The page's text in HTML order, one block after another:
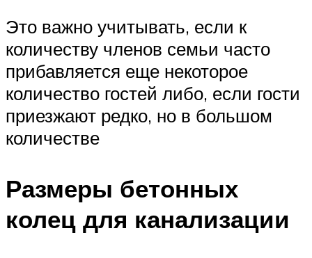
Это важно учитывать, если к
количеству членов семьи часто
прибавляется еще некоторое
количество гостей либо, если гости
приезжают редко, но в большом
количестве
Размеры бетонных
колец для канализации